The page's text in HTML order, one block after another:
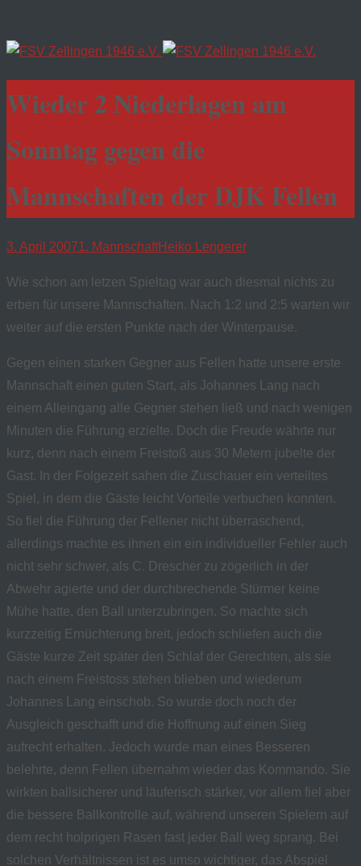
Wieder 2 Niederlagen am
Sonntag gegen die
Mannschaften der DJK Fellen
3. April 20071. MannschaftHeiko Lengerer
Wie schon am letzen Spieltag war auch diesmal nichts zu
erben für unsere Mannschaften. Nach 1:2 und 2:5 warten wir
weiter auf die ersten Punkte nach der Winterpause.
Gegen einen starken Gegner aus Fellen hatte unsere erste
Mannschaft einen guten Start, als Johannes Lang nach
einem Alleingang alle Gegner stehen ließ und nach wenigen
Minuten die Führung erzielte. Doch die Freude währte nur
kurz, denn nach einem Freistoß aus 30 Metern jubelte der
Gast. In der Folgezeit sahen die Zuschauer ein verteiltes
Spiel, in dem die Gäste leicht Vorteile verbuchen konnten.
So fiel die Führung der Fellener nicht überraschend,
allerdings machte es ihnen ein ein individueller Fehler auch
nicht sehr schwer, als C. Drescher zu zögerlich in der
Abwehr agierte und der durchbrechende Stürmer keine
Mühe hatte, den Ball unterzubringen. So machte sich
kurzzeitig Ernüchterung breit, jedoch schliefen auch die
Gäste kurze Zeit später den Schlaf der Gerechten, als sie
nach einem Freistoss stehen blieben und wiederum
Johannes Lang einschob. So wurde doch noch der
Ausgleich geschafft und die Hoffnung auf einen Sieg
aufrecht erhalten. Jedoch wurde man eines Besseren
belehrte, denn Fellen übernahm wieder das Kommando. Sie
wirkten ballsicherer und läuferisch stärker, vor allem fiel aber
die bessere Ballkontrolle auf, während unseren Spielern auf
dem recht holprigen Rasen fast jeder Ball weg sprang. Bei
solchen Verhältnissen ist es umso wichtiger, das Abspiel